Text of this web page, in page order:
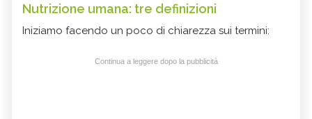
Nutrizione umana: tre definizioni
Iniziamo facendo un poco di chiarezza sui termini:
Continua a leggere dopo la pubblicità